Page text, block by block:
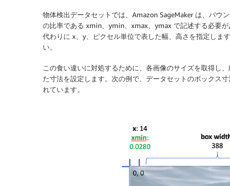
物体検出データセットでは、Amazon SageMaker は、バウ
の比率である xmin、ymin、xmax、ymax で記述する必要
代わりに x、y、ピクセル単位で表した幅、高さを指定しま
い。
この食い違いに対処するために、各画像のサイズを取得し
た寸法を設定します。次の例で、データセットのボックス
れています。